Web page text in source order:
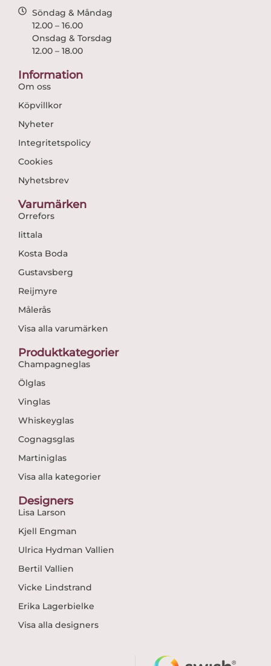
Söndag & Måndag
12.00 – 16.00
Onsdag & Torsdag
12.00 – 18.00
Information
Om oss
Köpvillkor
Nyheter
Integritetspolicy
Cookies
Nyhetsbrev
Varumärken
Orrefors
Iittala
Kosta Boda
Gustavsberg
Reijmyre
Målerås
Visa alla varumärken
Produktkategorier
Champagneglas
Ölglas
Vinglas
Whiskeyglas
Cognagsglas
Martiniglas
Visa alla kategorier
Designers
Lisa Larson
Kjell Engman
Ulrica Hydman Vallien
Bertil Vallien
Vicke Lindstrand
Erika Lagerbielke
Visa alla designers